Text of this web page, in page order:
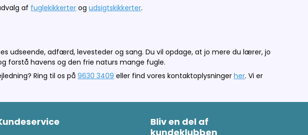
af fuglekikkerter ogudsigtskikkerter.
udseende, adfærd, levesteder og sang. Du vil opdage, at jo mere du lærer, jo
forstå havens og den frie naturs mange fugle.
Ring til os på9630 3409 eller find vores kontaktoplysningerher. Vi er
Bliv en del af
kundeklubben